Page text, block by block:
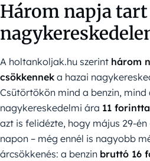
Három napja tart
A holtankoljak.hu szerint három
csökkennek a hazai
Csütörtökön mind a benzin, mind
nagykereskedelmi ára 11
azt is felidézte, hogy május 29-én
napon – még ennél is nagyobb
árcsökkenés: a benzin bruttó 16